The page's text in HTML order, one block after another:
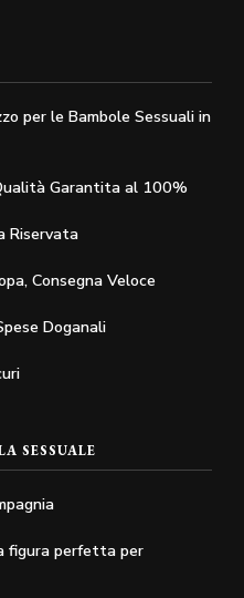
per le Bambole Sessuali in
Garantita al 100%
Riservata
Consegna Veloce
Doganali
SESSUALE
figura perfetta per